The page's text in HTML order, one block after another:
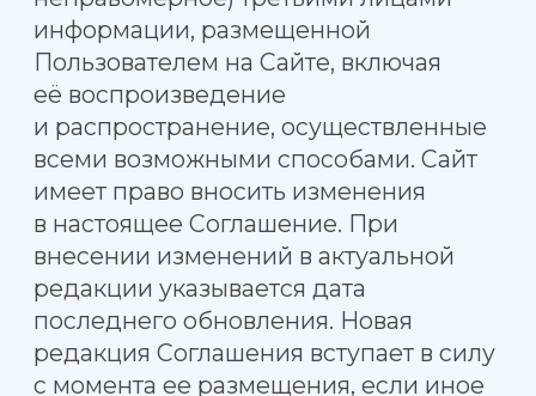
г. Москва, проезд Серебрякова,
д.2, к.1, офис 632
Пн-Пт: 09:00-21:00, Сб: 09:00-17:00
Заказать воду:
info@pravilnay-voda.ru
Есть вопросы?
Телефон